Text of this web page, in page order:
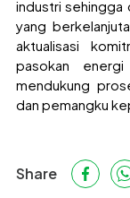
industri sehingga
yang
aktualisasi
pasokan
mendukung
dan pemangku
Share